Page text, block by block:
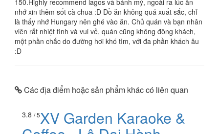
nhớ xin thêm sốt cà chua :D Đồ ăn không quá xuất sắc, chỉ
là thấy nhớ Hungary nên ghé vào ăn. Chủ quán và bạn nhân
viên rất nhiệt tình và vui vẻ, quán cũng không đông khách,
một phần chắc do đường hơi khó tìm, với đa phần khách âu
:D
Các địa điểm hoặc sản phẩm khác có liên quan
3.8 / 5XV Garden Karaoke &